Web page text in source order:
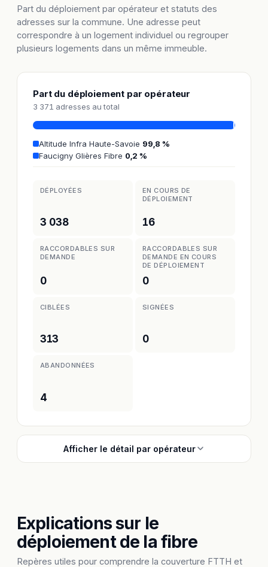
Part du déploiement par opérateur et statuts des
adresses sur la commune. Une adresse peut
correspondre à un logement individuel ou regrouper
plusieurs logements dans un même immeuble.
Part du déploiement par opérateur
3 371 adresses au total
Altitude Infra Haute-Savoie 99,8 %
Faucigny Glières Fibre 0,2 %
DÉPLOYÉES
3 038
EN COURS DE
DÉPLOIEMENT
16
RACCORDABLES SUR
DEMANDE
0
RACCORDABLES SUR
DEMANDE EN COURS
DE DÉPLOIEMENT
0
CIBLÉES
313
SIGNÉES
0
ABANDONNÉES
4
Afficher le détail par opérateur
Explications sur le
déploiement de la fibre
Repères utiles pour comprendre la couverture FTTH et